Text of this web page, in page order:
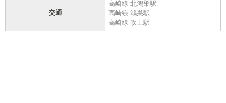
交通
高崎線 北鴻巣駅
高崎線 鴻巣駅
高崎線 吹上駅